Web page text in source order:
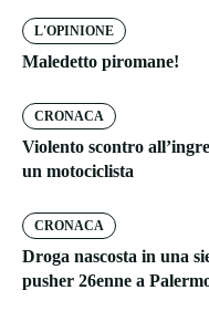
L'OPINIONE
Maledetto piromane!
CRONACA
Violento scontro
un motociclista
CRONACA
Droga nascosta in una
pusher 26enne a